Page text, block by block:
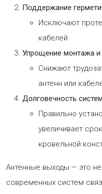
Поддержание
Исключают
кабелей.
Упрощение монтажа и
Снижают
антенн или
Долговечность
Правильно
увеличивает
кровельной
Антенные выходы — это
современных систем